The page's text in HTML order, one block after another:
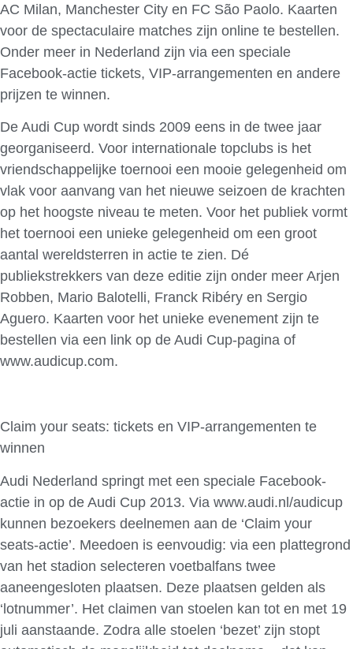
AC Milan, Manchester City en FC São Paolo. Kaarten
voor de spectaculaire matches zijn online te bestellen.
Onder meer in Nederland zijn via een speciale
Facebook-actie tickets, VIP-arrangementen en andere
prijzen te winnen.
De Audi Cup wordt sinds 2009 eens in de twee jaar
georganiseerd. Voor internationale topclubs is het
vriendschappelijke toernooi een mooie gelegenheid om
vlak voor aanvang van het nieuwe seizoen de krachten
op het hoogste niveau te meten. Voor het publiek vormt
het toernooi een unieke gelegenheid om een groot
aantal wereldsterren in actie te zien. Dé
publiekstrekkers van deze editie zijn onder meer Arjen
Robben, Mario Balotelli, Franck Ribéry en Sergio
Aguero. Kaarten voor het unieke evenement zijn te
bestellen via een link op de Audi Cup-pagina of
www.audicup.com.
Claim your seats: tickets en VIP-arrangementen te
winnen
Audi Nederland springt met een speciale Facebook-
actie in op de Audi Cup 2013. Via www.audi.nl/audicup
kunnen bezoekers deelnemen aan de ‘Claim your
seats-actie’. Meedoen is eenvoudig: via een plattegrond
van het stadion selecteren voetbalfans twee
aaneengesloten plaatsen. Deze plaatsen gelden als
‘lotnummer’. Het claimen van stoelen kan tot en met 19
juli aanstaande. Zodra alle stoelen ‘bezet’ zijn stopt